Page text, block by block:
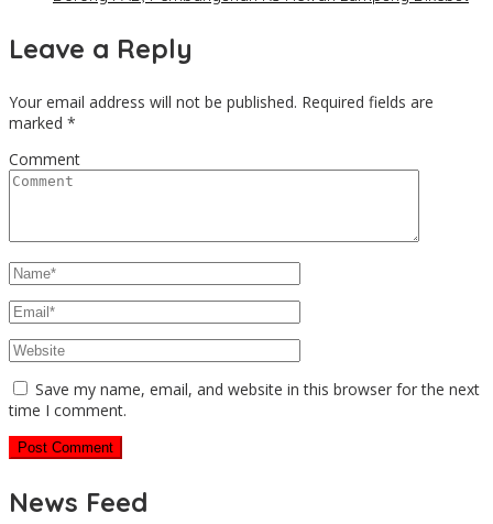
Leave a Reply
Your email address will not be published. Required fields are
marked *
Comment
Save my name, email, and website in this browser for the next
time I comment.
News Feed